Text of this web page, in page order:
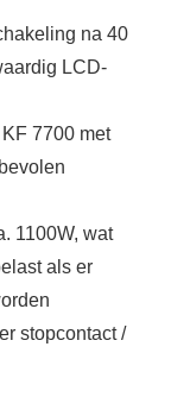
na 40
LCD-
7700 met
1100W, wat
als er
stopcontact /